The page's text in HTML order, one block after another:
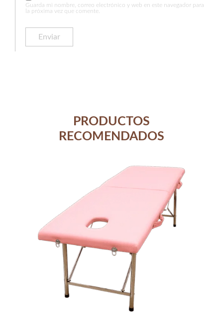
Guarda mi nombre, correo electrónico y web en este navegador para
la próxima vez que comente.
PRODUCTOS
RECOMENDADOS